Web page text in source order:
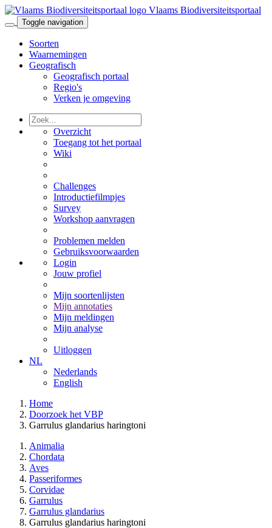
Vlaams Biodiversiteitsportaal
Toggle navigation
Soorten
Waarnemingen
Geografisch
Geografisch portaal
Regio's
Verken je omgeving
Overzicht
Toegang tot het portaal
Wiki
Challenges
Introductiefilmpjes
Survey
Workshop aanvragen
Problemen melden
Gebruiksvoorwaarden
Login
Jouw profiel
Mijn soortenlijsten
Mijn annotaties
Mijn meldingen
Mijn analyse
Uitloggen
NL
Nederlands
English
Home
Doorzoek het VBP
Garrulus glandarius haringtoni
Animalia
Chordata
Aves
Passeriformes
Corvidae
Garrulus
Garrulus glandarius
Garrulus glandarius haringtoni